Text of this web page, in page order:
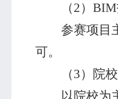
（2） BIM
参赛项目
可。
（3）院
以院校为